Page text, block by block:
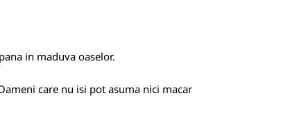
in maduva oaselor.
care nu isi pot asuma nici macar